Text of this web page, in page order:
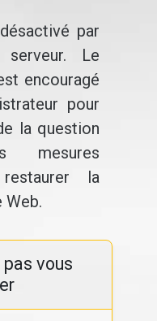
par
serveur. Le
encouragé
pour
la question
mesures
la
vous